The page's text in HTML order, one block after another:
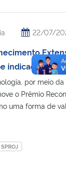
22/07/
indicações
por meio
o Prêmio
uma forma de
SPROJ